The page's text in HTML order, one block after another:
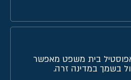
אפוסטיל בית משפט מאפשר
בשמך במדינה זרה.